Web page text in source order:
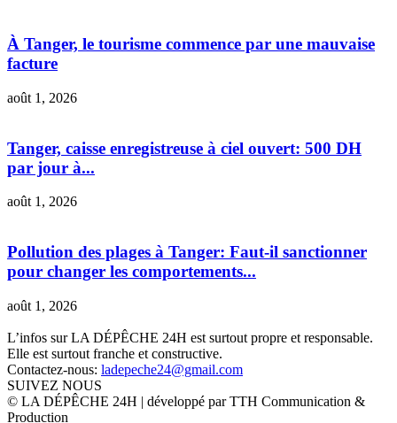
À Tanger, le tourisme commence par une mauvaise
facture
août 1, 2026
Tanger, caisse enregistreuse à ciel ouvert: 500 DH
par jour à...
août 1, 2026
Pollution des plages à Tanger: Faut-il sanctionner
pour changer les comportements...
août 1, 2026
L’infos sur LA DÉPÊCHE 24H est surtout propre et responsable.
Elle est surtout franche et constructive.
Contactez-nous: ladepeche24@gmail.com
SUIVEZ NOUS
© LA DÉPÊCHE 24H | développé par TTH Communication &
Production